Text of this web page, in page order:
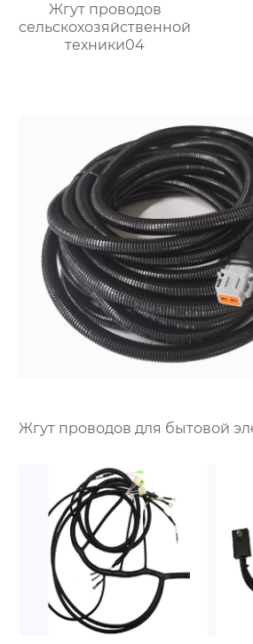
Жгут проводов
сельскохозяйственной
техники04
Жгут проводов для бытовой